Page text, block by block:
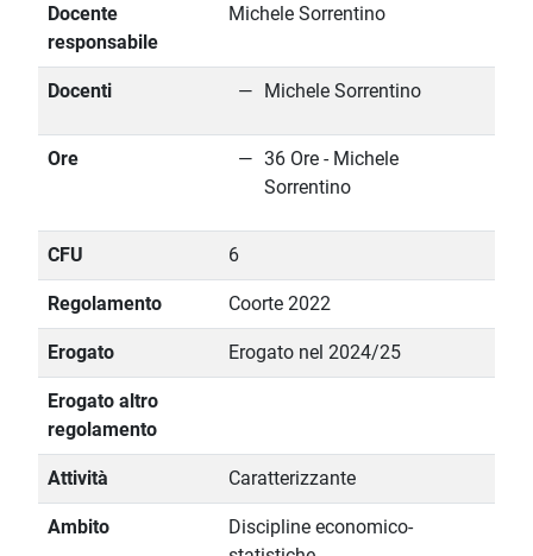
Docente
responsabile
Michele Sorrentino
Docenti Michele Sorrentino
Ore
36 Ore - Michele
Sorrentino
CFU 6
Regolamento Coorte 2022
Erogato Erogato nel 2024/25
Erogato altro
regolamento
Attività Caratterizzante
Ambito
Discipline economico-